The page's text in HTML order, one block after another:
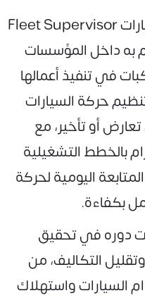
توضح مهام مشرف حركة السيارات Fleet Supervisor
به داخل المؤسسات
في تنفيذ أعمالها
حركة السيارات
أو تأخير، مع
بالخطط التشغيلية
اليومية لحركة
بكفاءة.
دوره في تحقيق
التكاليف، من
السيارات واستهلاك